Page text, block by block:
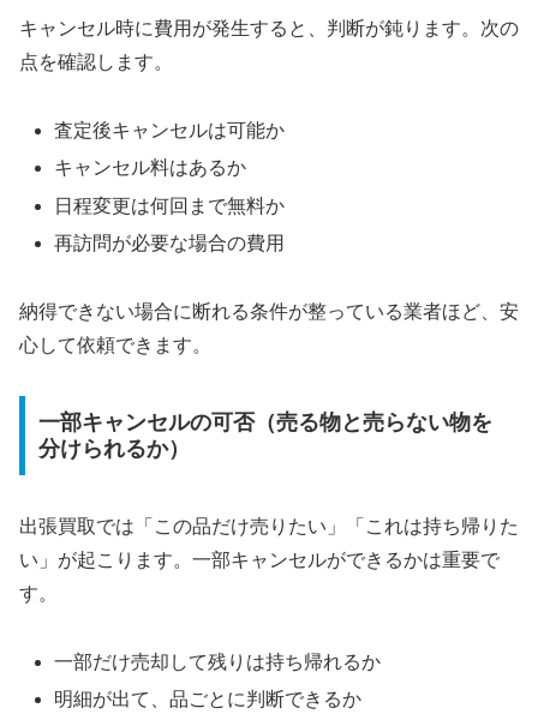
キャンセル時に費用が発生すると、判断が鈍ります。次の
点を確認します。
査定後キャンセルは可能か
キャンセル料はあるか
日程変更は何回まで無料か
再訪問が必要な場合の費用
納得できない場合に断れる条件が整っている業者ほど、安
心して依頼できます。
一部キャンセルの可否（売る物と売らない物を
分けられるか）
出張買取では「この品だけ売りたい」「これは持ち帰りた
い」が起こります。一部キャンセルができるかは重要で
す。
一部だけ売却して残りは持ち帰れるか
明細が出て、品ごとに判断できるか